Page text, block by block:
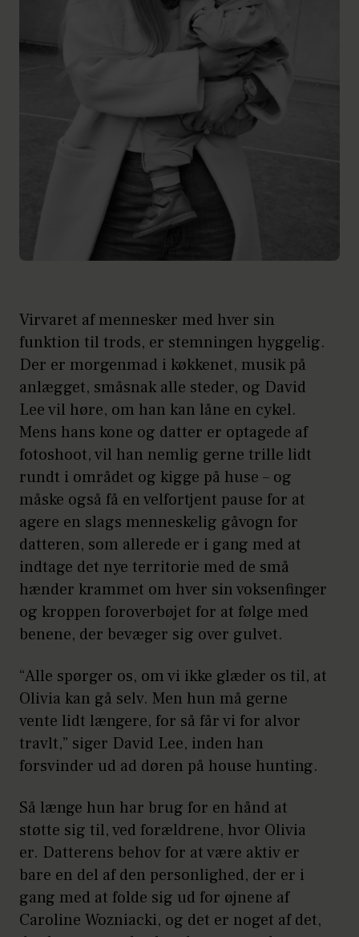
Virvaret af mennesker med hver sin
funktion til trods, er stemningen hyggelig.
Der er morgenmad i køkkenet, musik på
anlægget, småsnak alle steder, og David
Lee vil høre, om han kan låne en cykel.
Mens hans kone og datter er optagede af
fotoshoot, vil han nemlig gerne trille lidt
rundt i området og kigge på huse – og
måske også få en velfortjent pause for at
agere en slags menneskelig gåvogn for
datteren, som allerede er i gang med at
indtage det nye territorie med de små
hænder krammet om hver sin voksenfinger
og kroppen foroverbøjet for at følge med
benene, der bevæger sig over gulvet.
“Alle spørger os, om vi ikke glæder os til, at
Olivia kan gå selv. Men hun må gerne
vente lidt længere, for så får vi for alvor
travlt,” siger David Lee, inden han
forsvinder ud ad døren på house hunting.
Så længe hun har brug for en hånd at
støtte sig til, ved forældrene, hvor Olivia
er. Datterens behov for at være aktiv er
bare en del af den personlighed, der er i
gang med at folde sig ud for øjnene af
Caroline Wozniacki, og det er noget af det,